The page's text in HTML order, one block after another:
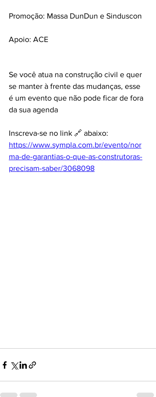
Promoção: Massa DunDun e Sinduscon
Apoio: ACE
Se você atua na construção civil e quer
se manter à frente das mudanças, esse
é um evento que não pode ficar de fora
da sua agenda
Inscreva-se no link 🔗 abaixo:
https://www.sympla.com.br/evento/nor
ma-de-garantias-o-que-as-construtoras-
precisam-saber/3068098